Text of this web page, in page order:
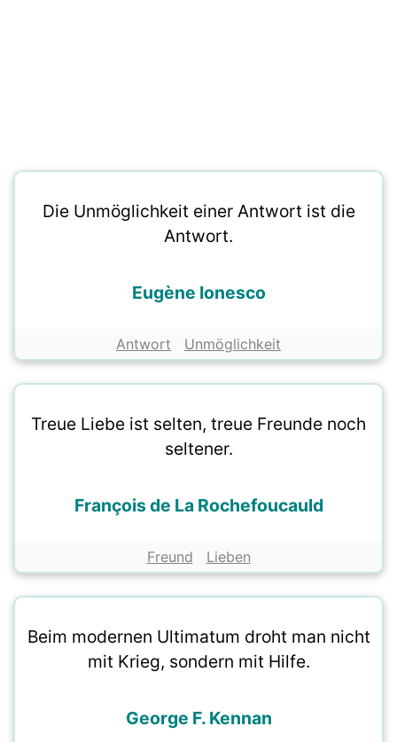
Die Unmöglichkeit einer Antwort ist die
Antwort.
Eugène Ionesco
Antwort Unmöglichkeit
Treue Liebe ist selten, treue Freunde noch
seltener.
François de La Rochefoucauld
Freund Lieben
Beim modernen Ultimatum droht man nicht
mit Krieg, sondern mit Hilfe.
George F. Kennan